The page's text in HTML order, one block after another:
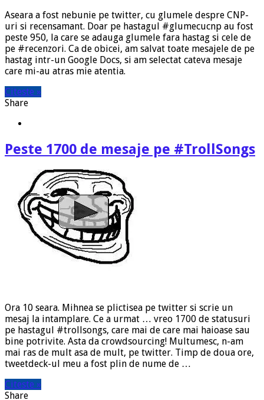
Aseara a fost nebunie pe twitter, cu glumele despre CNP-
uri si recensamant. Doar pe hastagul #glumecucnp au fost
peste 950, la care se adauga glumele fara hastag si cele de
pe #recenzori. Ca de obicei, am salvat toate mesajele de pe
hastag intr-un Google Docs, si am selectat cateva mesaje
care mi-au atras mie atentia.
Citeste »
Share
Peste 1700 de mesaje pe #TrollSongs
Ora 10 seara. Mihnea se plictisea pe twitter si scrie un
mesaj la intamplare. Ce a urmat … vreo 1700 de statusuri
pe hastagul #trollsongs, care mai de care mai haioase sau
bine potrivite. Asta da crowdsourcing! Multumesc, n-am
mai ras de mult asa de mult, pe twitter. Timp de doua ore,
tweetdeck-ul meu a fost plin de nume de …
Citeste »
Share